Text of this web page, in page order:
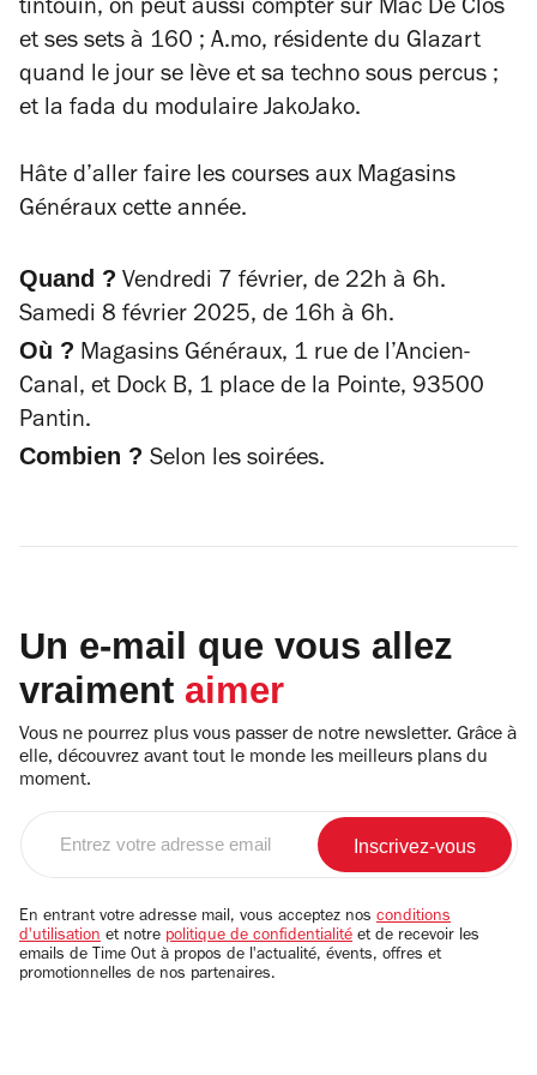
tintouin, on peut aussi compter sur Mac De Clos
et ses sets à 160 ; A.mo, résidente du Glazart
quand le jour se lève et sa techno sous percus ;
et la fada du modulaire JakoJako.
Hâte d’aller faire les courses aux Magasins
Généraux cette année.
Quand ? Vendredi 7 février, de 22h à 6h.
Samedi 8 février 2025, de 16h à 6h.
Où ? Magasins Généraux, 1 rue de l’Ancien-
Canal, et Dock B, 1 place de la Pointe, 93500
Pantin.
Combien ? Selon les soirées.
Un e-mail que vous allez
vraiment aimer
Vous ne pourrez plus vous passer de notre newsletter. Grâce à
elle, découvrez avant tout le monde les meilleurs plans du
moment.
email
En entrant votre adresse mail, vous acceptez nos conditions
d'utilisation et notre politique de confidentialité et de recevoir les
emails de Time Out à propos de l'actualité, évents, offres et
promotionnelles de nos partenaires.